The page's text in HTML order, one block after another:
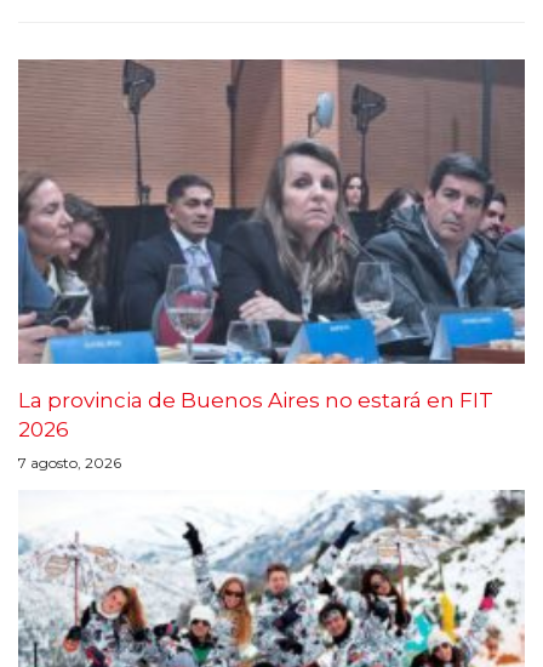
La provincia de Buenos Aires no estará en FIT
2026
7 agosto, 2026